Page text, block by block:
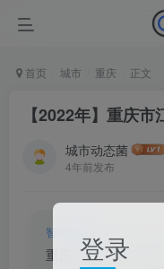
首页 城市 重庆 正文
【2022年】重庆
城市动态菌
4年前发布
智能摘要
重庆市城市供节水
登录